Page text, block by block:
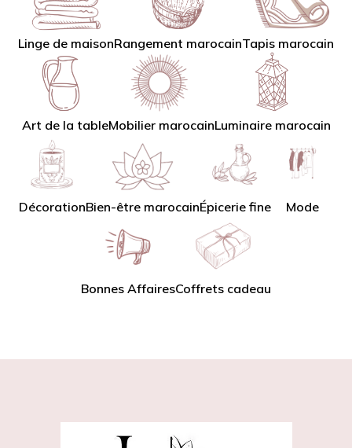
Linge de maisonRangement marocainTapis marocain
Art de la tableMobilier marocainLuminaire marocain
DécorationBien-être marocainÉpicerie fine Mode
Bonnes AffairesCoffrets cadeau